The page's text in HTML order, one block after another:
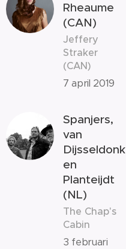
Rheaume
(CAN)
Jeffery
Straker
(CAN)
7 april 2019
Spanjers,
van
Dijsseldonk
en
Planteijdt
(NL)
The Chap's
Cabin
3 februari